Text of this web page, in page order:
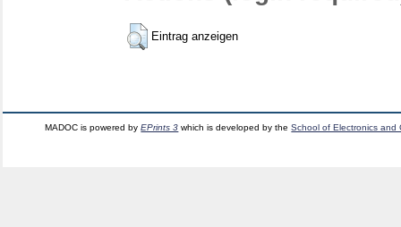
Eintrag anzeigen
MADOC is powered byEPrints 3 which is developed by theSchool of Electronics and